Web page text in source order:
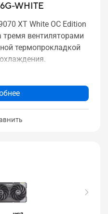
WHITE
XT White OC Edition
тремя вентиляторами
термопрокладкой